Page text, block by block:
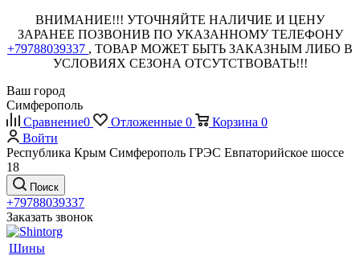
ВНИМАНИЕ!!! УТОЧНЯЙТЕ НАЛИЧИЕ И ЦЕНУ
ЗАРАНЕЕ ПОЗВОНИВ ПО УКАЗАННОМУ ТЕЛЕФОНУ
+79788039337 , ТОВАР МОЖЕТ БЫТЬ ЗАКАЗНЫМ ЛИБО В
УСЛОВИЯХ СЕЗОНА ОТСУТСТВОВАТЬ!!!
Ваш город
Симферополь
Сравнение0 Отложенные 0 Корзина 0
Войти
Республика Крым Симферополь ГРЭС Евпаторийское шоссе
18
Поиск
+79788039337
Заказать звонок
Шины